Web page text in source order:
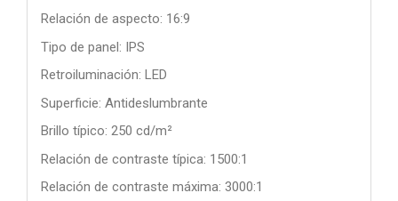
Relación de aspecto: 16:9
Tipo de panel: IPS
Retroiluminación: LED
Superficie: Antideslumbrante
Brillo típico: 250 cd/m²
Relación de contraste típica: 1500:1
Relación de contraste máxima: 3000:1